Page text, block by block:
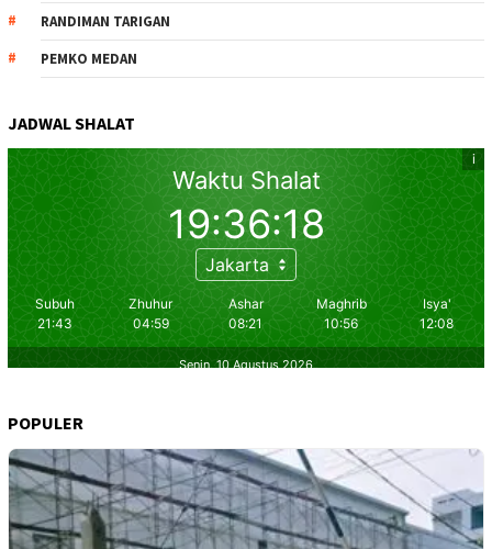
RANDIMAN TARIGAN
PEMKO MEDAN
JADWAL SHALAT
POPULER